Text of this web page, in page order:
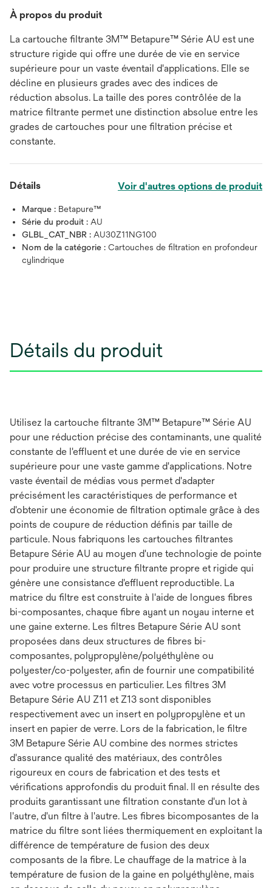
À propos du produit
La cartouche filtrante 3M™ Betapure™ Série AU est une
structure rigide qui offre une durée de vie en service
supérieure pour un vaste éventail d'applications. Elle se
décline en plusieurs grades avec des indices de
réduction absolus. La taille des pores contrôlée de la
matrice filtrante permet une distinction absolue entre les
grades de cartouches pour une filtration précise et
constante.
Détails Voir d'autres options de produit
Marque : Betapure™
Série du produit : AU
GLBL_CAT_NBR : AU30Z11NG100
Nom de la catégorie : Cartouches de filtration en profondeur
cylindrique
Détails du produit
Utilisez la cartouche filtrante 3M™ Betapure™ Série AU
pour une réduction précise des contaminants, une qualité
constante de l'effluent et une durée de vie en service
supérieure pour une vaste gamme d'applications. Notre
vaste éventail de médias vous permet d'adapter
précisément les caractéristiques de performance et
d'obtenir une économie de filtration optimale grâce à des
points de coupure de réduction définis par taille de
particule. Nous fabriquons les cartouches filtrantes
Betapure Série AU au moyen d'une technologie de pointe
pour produire une structure filtrante propre et rigide qui
génère une consistance d'effluent reproductible. La
matrice du filtre est construite à l'aide de longues fibres
bi-composantes, chaque fibre ayant un noyau interne et
une gaine externe. Les filtres Betapure Série AU sont
proposées dans deux structures de fibres bi-
composantes, polypropylène/polyéthylène ou
polyester/co-polyester, afin de fournir une compatibilité
avec votre processus en particulier. Les filtres 3M
Betapure Série AU Z11 et Z13 sont disponibles
respectivement avec un insert en polypropylène et un
insert en papier de verre. Lors de la fabrication, le filtre
3M Betapure Série AU combine des normes strictes
d'assurance qualité des matériaux, des contrôles
rigoureux en cours de fabrication et des tests et
vérifications approfondis du produit final. Il en résulte des
produits garantissant une filtration constante d'un lot à
l'autre, d'un filtre à l'autre. Les fibres bicomposantes de la
matrice du filtre sont liées thermiquement en exploitant la
différence de température de fusion des deux
composants de la fibre. Le chauffage de la matrice à la
température de fusion de la gaine en polyéthylène, mais